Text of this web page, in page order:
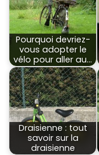
Pourquoi devriez-
vous adopter le
vélo pour aller au…
Draisienne : tout
savoir sur la
draisienne